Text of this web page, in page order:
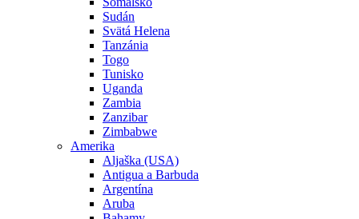
Sudán
Svätá Helena
Tanzánia
Togo
Tunisko
Uganda
Zambia
Zanzibar
Zimbabwe
Amerika
Aljaška (USA)
Antigua a Barbuda
Argentína
Aruba